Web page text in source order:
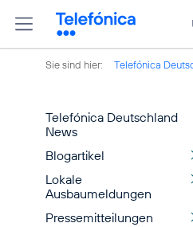
Sie sind hier: Telefónica
Telefónica Deutschland
News
Blogartikel
Lokale
Ausbaumeldungen
Pressemitteilungen